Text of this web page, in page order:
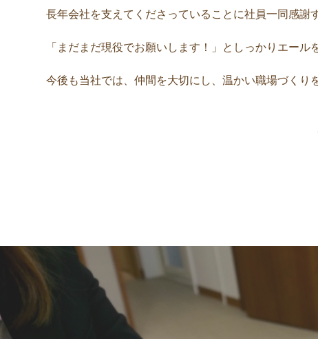
長年会社を支えてくださっていることに社員一同感謝
「まだまだ現役でお願いします！」としっかりエール
今後も当社では、仲間を大切にし、温かい職場づくり